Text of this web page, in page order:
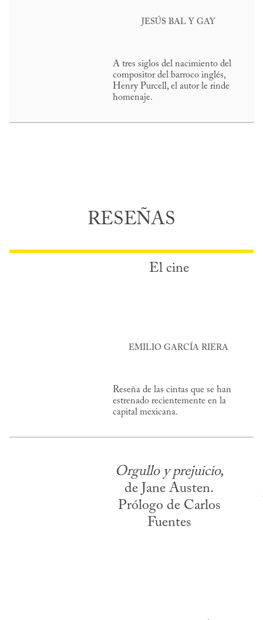
JESÚS BAL Y GAY
A tres siglos del nacimiento del
compositor del barroco inglés,
Henry Purcell, el autor le rinde
homenaje.
RESEÑAS
El cine
EMILIO GARCÍA RIERA
Reseña de las cintas que se han
estrenado recientemente en la
capital mexicana.
Orgullo y prejuicio,
de Jane Austen.
Prólogo de Carlos
Fuentes